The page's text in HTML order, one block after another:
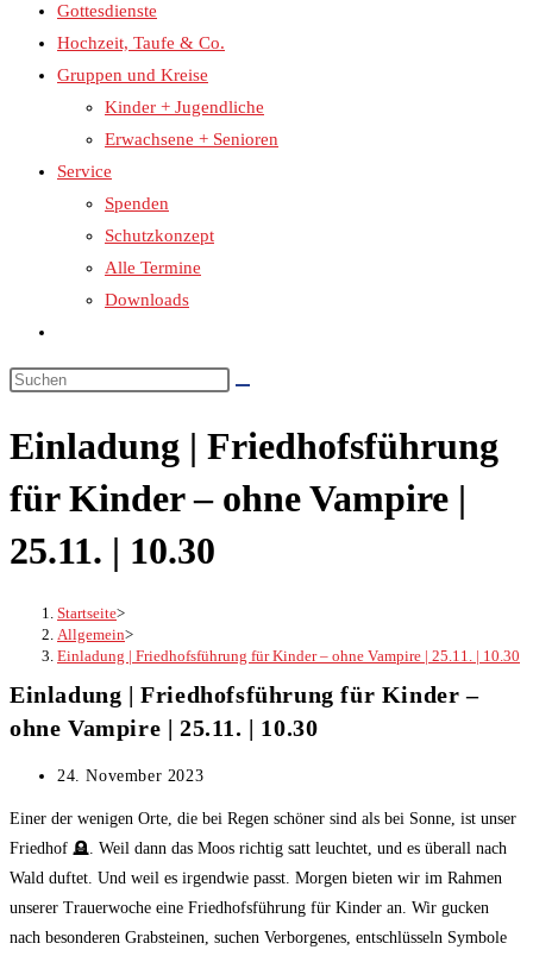
Gottesdienste
Hochzeit, Taufe & Co.
Gruppen und Kreise
Kinder + Jugendliche
Erwachsene + Senioren
Service
Spenden
Schutzkonzept
Alle Termine
Downloads
umschalten
Einladung | Friedhofsführung
für Kinder – ohne Vampire |
25.11. | 10.30
Startseite>
Allgemein>
Einladung | Friedhofsführung für Kinder – ohne Vampire | 25.11. | 10.30
Einladung | Friedhofsführung für Kinder –
ohne Vampire | 25.11. | 10.30
Beitrag
24. November 2023
Einer der wenigen Orte, die bei Regen schöner sind als bei Sonne, ist unser
Friedhof 🪦. Weil dann das Moos richtig satt leuchtet, und es überall nach
Wald duftet. Und weil es irgendwie passt. Morgen bieten wir im Rahmen
unserer Trauerwoche eine Friedhofsführung für Kinder an. Wir gucken
nach besonderen Grabsteinen, suchen Verborgenes, entschlüsseln Symbole